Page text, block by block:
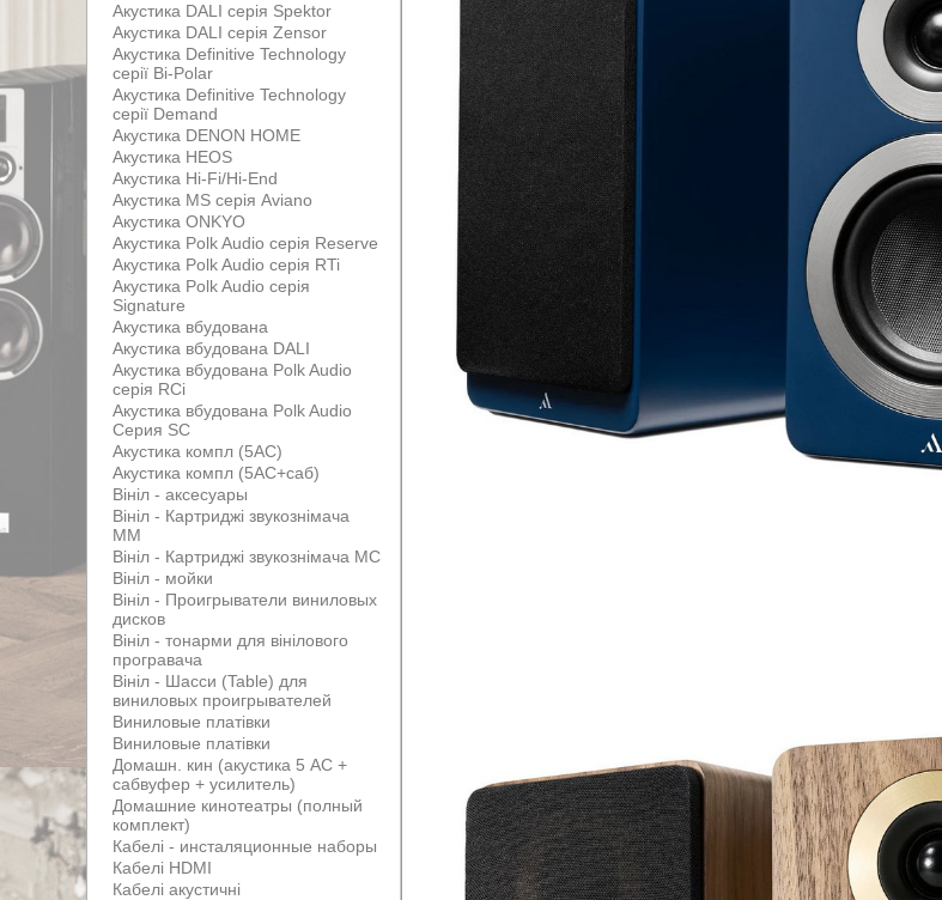
Акустика DALI серія Spektor
Акустика DALI серія Zensor
Акустика Definitive Technology
серії Bi-Polar
Акустика Definitive Technology
серії Demand
Акустика DENON HOME
Акустика HEOS
Акустика Hi-Fi/Hi-End
Акустика MS серія Aviano
Акустика ONKYO
Акустика Polk Audio серія Reserve
Акустика Polk Audio серія RTi
Акустика Polk Audio серія
Signature
Акустика вбудована
Акустика вбудована DALI
Акустика вбудована Polk Audio
серія RCi
Акустика вбудована Polk Audio
Серия SC
Акустика компл (5АС)
Акустика компл (5АС+саб)
Вініл - аксесуары
Вініл - Картриджі звукознімача
MM
Вініл - Картриджі звукознімача MС
Вініл - мойки
Вініл - Проигрыватели виниловых
дисков
Вініл - тонарми для вінілового
програвача
Вініл - Шасси (Table) для
виниловых проигрывателей
Виниловые платівки
Виниловые платівки
Домашн. кин (акустика 5 АС +
сабвуфер + усилитель)
Домашние кинотеатры (полный
комплект)
Кабелі - инсталяционные наборы
Кабелі HDMI
Кабелі акустичні